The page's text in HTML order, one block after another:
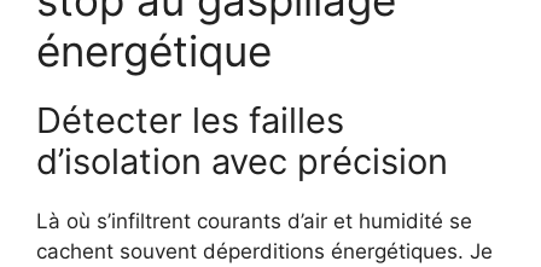
énergétique
Détecter les failles
d’isolation avec précision
Là où s’infiltrent courants d’air et humidité se
cachent souvent déperditions énergétiques. Je